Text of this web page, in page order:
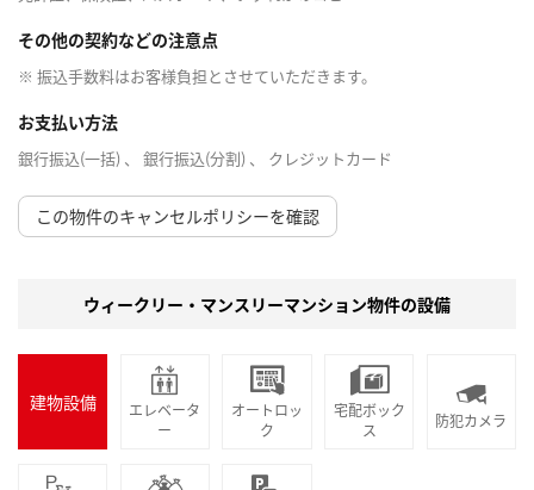
その他の契約などの注意点
※ 振込手数料はお客様負担とさせていただきます。
お支払い方法
銀行振込(一括) 、 銀行振込(分割) 、 クレジットカード
この物件のキャンセルポリシーを確認
ウィークリー・マンスリーマンション物件の設備
建物設備
エレベータ
ー
オートロッ
ク
宅配ボック
ス
防犯カメラ